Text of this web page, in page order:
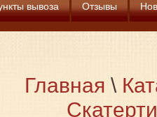
вывоза Отзывы
Главная \